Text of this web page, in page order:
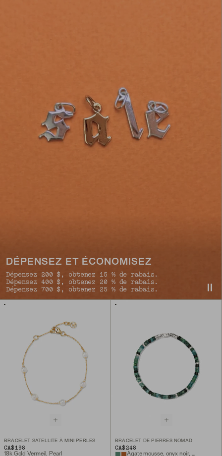
DÉPENSEZ ET ÉCONOMISEZ
Dépensez 200 $, obtenez 15 % de rabais.
Dépensez 400 $, obtenez 20 % de rabais.
Dépensez 700 $, obtenez 25 % de rabais.
BRACELET SATELLITE À MINI PERLES
CA$198
18k Gold Vermeil, Pearl
BRACELET DE PIERRES NOMAD
CA$248